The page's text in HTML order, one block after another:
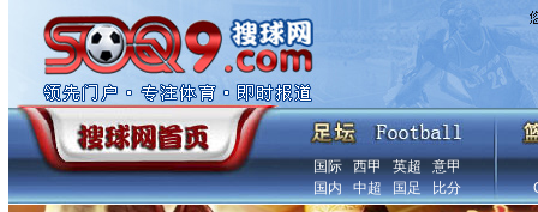
国际 西甲 英超
意甲
国内
中超 国足 比分